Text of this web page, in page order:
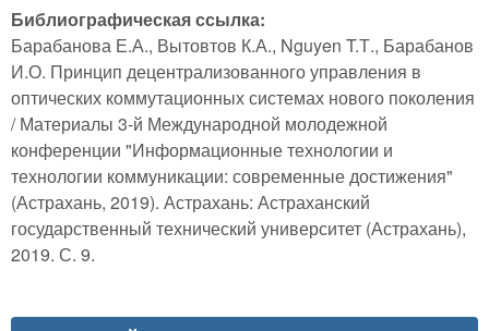
Библиографическая ссылка:
Барабанова Е.А., Вытовтов К.А., Nguyen T.Т., Барабанов
И.О. Принцип децентрализованного управления в
оптических коммутационных системах нового поколения
/ Материалы 3-й Международной молодежной
конференции "Информационные технологии и
технологии коммуникации: современные достижения"
(Астрахань, 2019). Астрахань: Астраханский
государственный технический университет (Астрахань),
2019. С. 9.